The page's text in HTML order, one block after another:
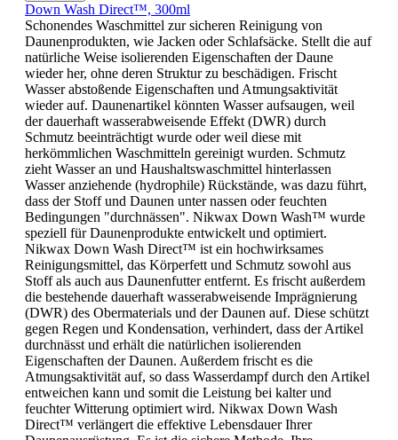
Down Wash Direct™, 300ml
Schonendes Waschmittel zur sicheren Reinigung von
Daunenprodukten, wie Jacken oder Schlafsäcke. Stellt die auf
natürliche Weise isolierenden Eigenschaften der Daune
wieder her, ohne deren Struktur zu beschädigen. Frischt
Wasser abstoßende Eigenschaften und Atmungsaktivität
wieder auf. Daunenartikel könnten Wasser aufsaugen, weil
der dauerhaft wasserabweisende Effekt (DWR) durch
Schmutz beeinträchtigt wurde oder weil diese mit
herkömmlichen Waschmitteln gereinigt wurden. Schmutz
zieht Wasser an und Haushaltswaschmittel hinterlassen
Wasser anziehende (hydrophile) Rückstände, was dazu führt,
dass der Stoff und Daunen unter nassen oder feuchten
Bedingungen "durchnässen". Nikwax Down Wash™ wurde
speziell für Daunenprodukte entwickelt und optimiert.
Nikwax Down Wash Direct™ ist ein hochwirksames
Reinigungsmittel, das Körperfett und Schmutz sowohl aus
Stoff als auch aus Daunenfutter entfernt. Es frischt außerdem
die bestehende dauerhaft wasserabweisende Imprägnierung
(DWR) des Obermaterials und der Daunen auf. Diese schützt
gegen Regen und Kondensation, verhindert, dass der Artikel
durchnässt und erhält die natürlichen isolierenden
Eigenschaften der Daunen. Außerdem frischt es die
Atmungsaktivität auf, so dass Wasserdampf durch den Artikel
entweichen kann und somit die Leistung bei kalter und
feuchter Witterung optimiert wird. Nikwax Down Wash
Direct™ verlängert die effektive Lebensdauer Ihrer